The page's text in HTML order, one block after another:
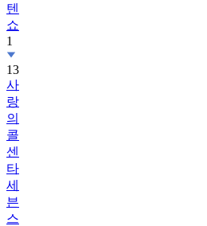
텐
쇼
1
13
사
랑
의
콜
센
타
세
븐
스